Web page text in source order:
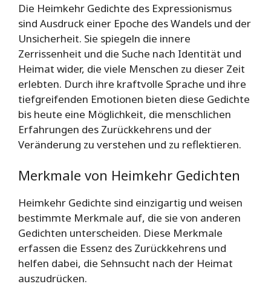
Die Heimkehr Gedichte des Expressionismus
sind Ausdruck einer Epoche des Wandels und der
Unsicherheit. Sie spiegeln die innere
Zerrissenheit und die Suche nach Identität und
Heimat wider, die viele Menschen zu dieser Zeit
erlebten. Durch ihre kraftvolle Sprache und ihre
tiefgreifenden Emotionen bieten diese Gedichte
bis heute eine Möglichkeit, die menschlichen
Erfahrungen des Zurückkehrens und der
Veränderung zu verstehen und zu reflektieren.
Merkmale von Heimkehr Gedichten
Heimkehr Gedichte sind einzigartig und weisen
bestimmte Merkmale auf, die sie von anderen
Gedichten unterscheiden. Diese Merkmale
erfassen die Essenz des Zurückkehrens und
helfen dabei, die Sehnsucht nach der Heimat
auszudrücken.